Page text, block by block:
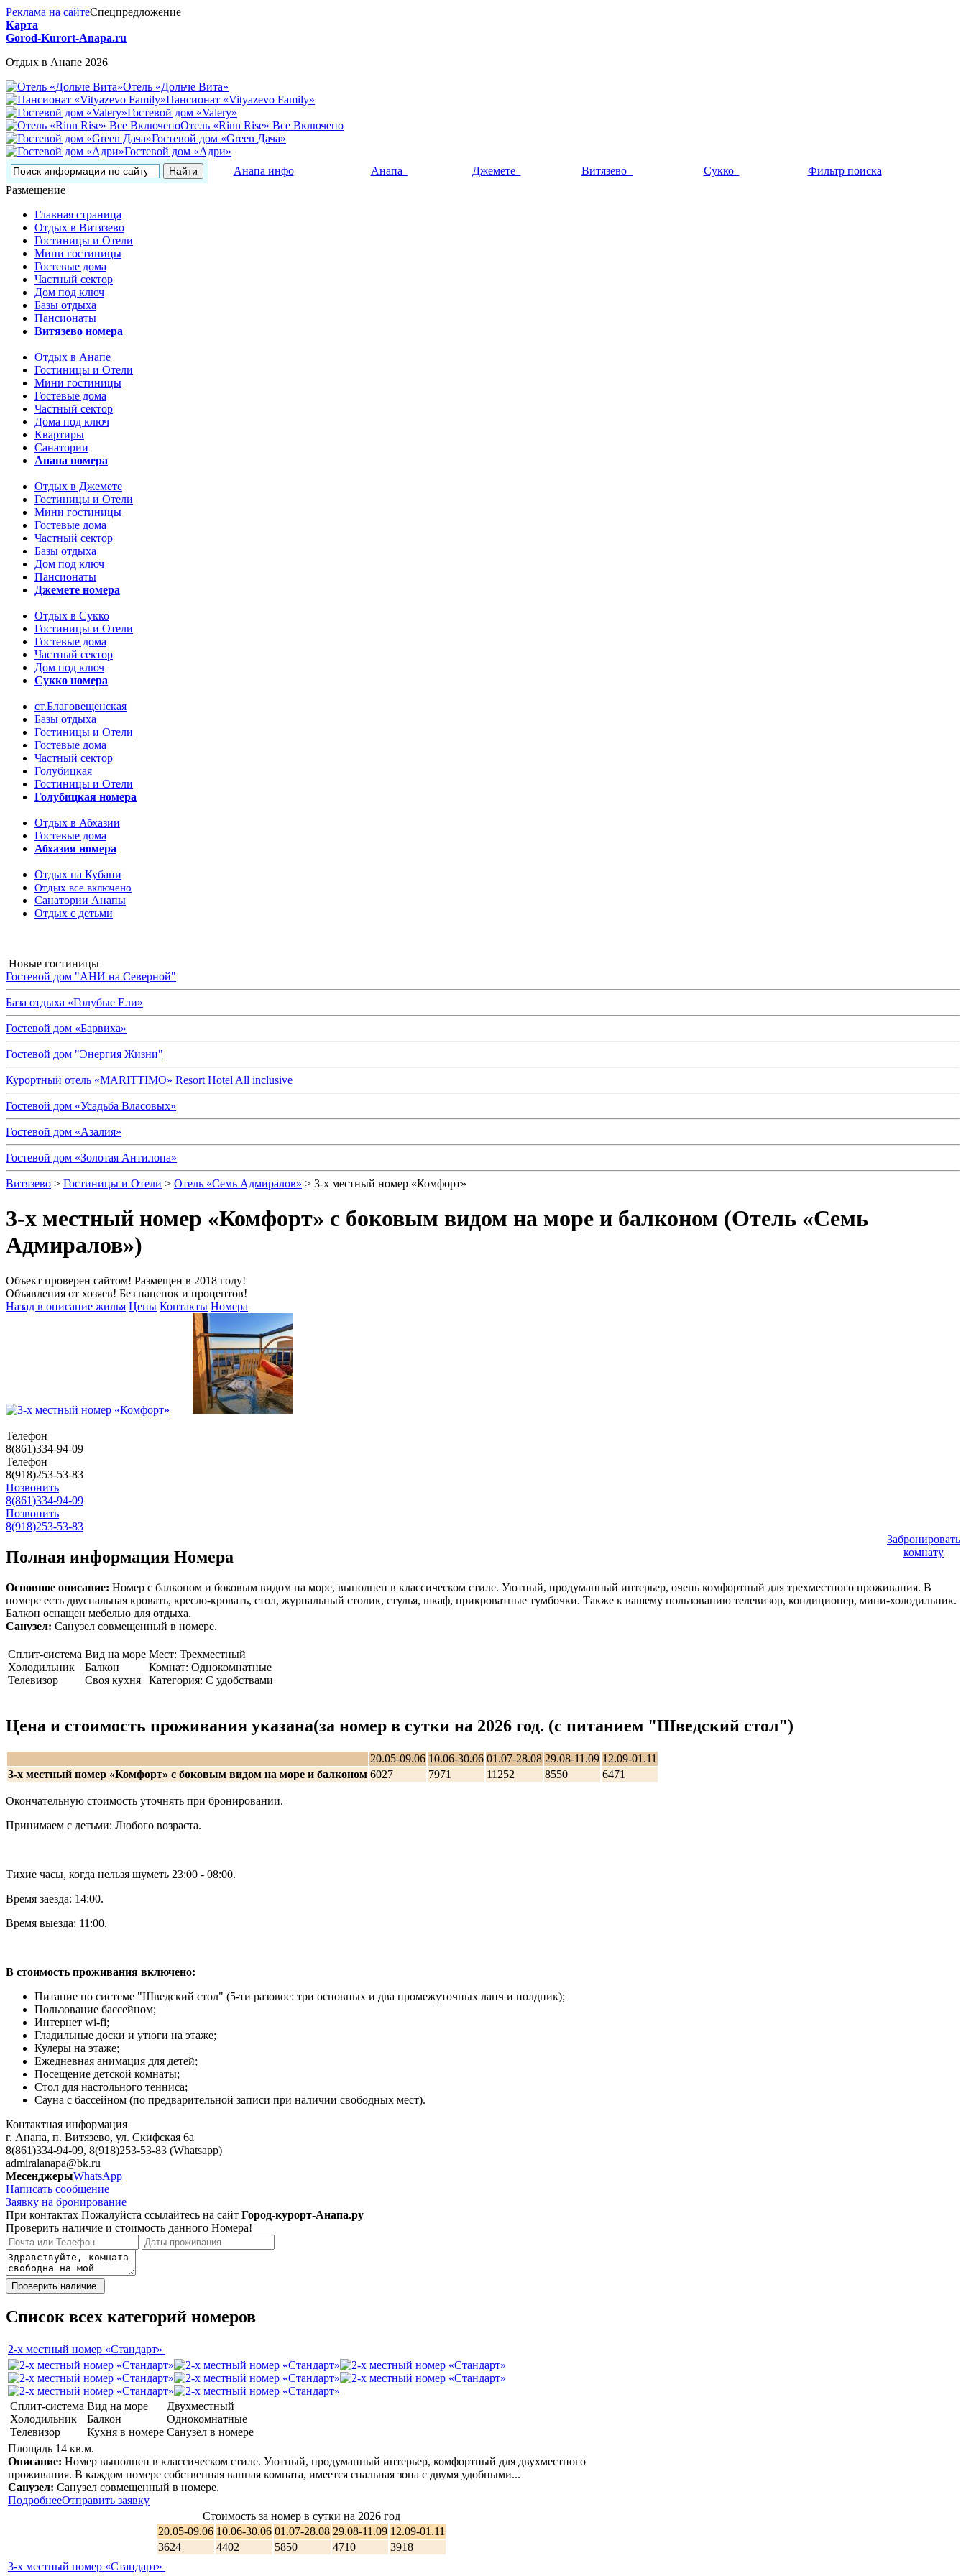
Реклама на сайтеСпецпредложение
Карта
Gorod-Kurort-Anapa.ru
Отдых в Анапе 2026
Отель «Дольче Вита»
Пансионат «Vityazevo Family»
Гостевой дом «Valery»
Отель «Rinn Rise» Все Включено
Гостевой дом «Green Дача»
Гостевой дом «Адри»
Анапа инфо
Анапа Джемете Витязево Сукко
Фильтр поиска
Размещение
Главная страница
Отдых в Витязево
Гостиницы и Отели
Мини гостиницы
Гостевые дома
Частный сектор
Дом под ключ
Базы отдыха
Пансионаты
Витязево номера
Отдых в Анапе
Гостиницы и Отели
Мини гостиницы
Гостевые дома
Частный сектор
Дома под ключ
Квартиры
Санатории
Анапа номера
Отдых в Джемете
Гостиницы и Отели
Мини гостиницы
Гостевые дома
Частный сектор
Базы отдыха
Дом под ключ
Пансионаты
Джемете номера
Отдых в Сукко
Гостиницы и Отели
Гостевые дома
Частный сектор
Дом под ключ
Сукко номера
ст.Благовещенская
Базы отдыха
Гостиницы и Отели
Гостевые дома
Частный сектор
Голубицкая
Гостиницы и Отели
Голубицкая номера
Отдых в Абхазии
Гостевые дома
Абхазия номера
Отдых на Кубани
Отдых все включено
Санатории Анапы
Отдых с детьми
Новые гостиницы
Гостевой дом "АНИ на Северной"
База отдыха «Голубые Ели»
Гостевой дом «Барвиха»
Гостевой дом "Энергия Жизни"
Курортный отель «MARITTIMO» Resort Hotel All inclusive
Гостевой дом «Усадьба Власовых»
Гостевой дом «Азалия»
Гостевой дом «Золотая Антилопа»
Витязево > Гостиницы и Отели > Отель «Семь Адмиралов» > 3-х местный номер «Комфорт»
3-х местный номер «Комфорт» с боковым видом на море и балконом (Отель «Семь
Адмиралов»)
Объект проверен сайтом! Размещен в 2018 году!
Объявления от хозяев! Без наценок и процентов!
Назад в описание жилья Цены Контакты Номера
Телефон
8(861)334-94-09
Телефон
8(918)253-53-83
Позвонить
8(861)334-94-09
Позвонить
8(918)253-53-83
Забронировать
комнату
Полная информация Номера
Основное описание: Номер с балконом и боковым видом на море, выполнен в классическом стиле. Уютный, продуманный интерьер, очень комфортный для трехместного проживания. В
номере есть двуспальная кровать, кресло-кровать, стол, журнальный столик, стулья, шкаф, прикроватные тумбочки. Также к вашему пользованию телевизор, кондиционер, мини-холодильник.
Балкон оснащен мебелью для отдыха.
Санузел: Санузел совмещенный в номере.
Сплит-система
Холодильник
Телевизор
Вид на море
Балкон
Своя кухня
Мест: Трехместный
Комнат: Однокомнатные
Категория: С удобствами
Цена и стоимость проживания указана(за номер в сутки на 2026 год. (с питанием "Шведский стол")
20.05-09.06 10.06-30.06 01.07-28.08 29.08-11.09 12.09-01.11
3-х местный номер «Комфорт» с боковым видом на море и балконом 6027 7971 11252 8550 6471
Окончательную стоимость уточнять при бронировании.
Принимаем с детьми: Любого возраста.
Тихие часы, когда нельзя шуметь 23:00 - 08:00.
Время заезда: 14:00.
Время выезда: 11:00.
В стоимость проживания включено:
Питание по системе "Шведский стол" (5-ти разовое: три основных и два промежуточных ланч и полдник);
Пользование бассейном;
Интернет wi-fi;
Гладильные доски и утюги на этаже;
Кулеры на этаже;
Ежедневная анимация для детей;
Посещение детской комнаты;
Стол для настольного тенниса;
Сауна с бассейном (по предварительной записи при наличии свободных мест).
Контактная информация
г. Анапа, п. Витязево, ул. Скифская 6а
8(861)334-94-09, 8(918)253-53-83 (Whatsapp)
admiralanapa@bk.ru
МесенджерыWhatsApp
Написать сообщение
Заявку на бронирование
При контактах Пожалуйста ссылайтесь на сайт Город-курорт-Анапа.ру
Проверить наличие и стоимость данного Номера!
Список всех категорий номеров
2-х местный номер «Стандарт»
Сплит-система
Холодильник
Телевизор
Вид на море
Балкон
Кухня в номере
Двухместный
Однокомнатные
Санузел в номере
Площадь 14 кв.м.
Описание: Номер выполнен в классическом стиле. Уютный, продуманный интерьер, комфортный для двухместного
проживания. В каждом номере собственная ванная комната, имеется спальная зона с двумя удобными...
Санузел: Санузел совмещенный в номере.
ПодробнееОтправить заявку
Стоимость за номер в сутки на 2026 год
20.05-09.06 10.06-30.06 01.07-28.08 29.08-11.09 12.09-01.11
3624
4402 5850 4710
3918
3-х местный номер «Стандарт»